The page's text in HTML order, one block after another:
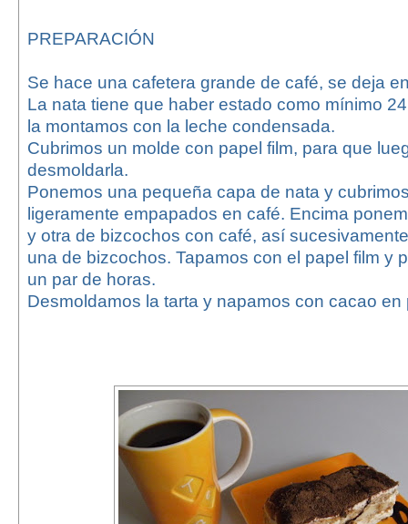
PREPARACIÓN
Se hace una cafetera grande de café, se deja
La nata tiene que haber estado como mínimo
la montamos con la leche condensada.
Cubrimos un molde con papel film, para que
desmoldarla.
Ponemos una pequeña capa de nata y
ligeramente empapados en café. Encima
y otra de bizcochos con café, así
una de bizcochos. Tapamos con el papel film y
un par de horas.
Desmoldamos la tarta y napamos con cacao en